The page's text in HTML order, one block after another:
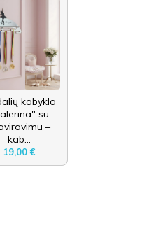
kabykla
su
–
kab...
19,00 €